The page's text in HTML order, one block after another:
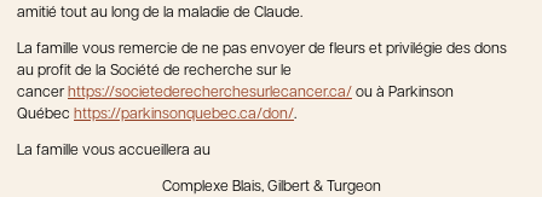
amitié tout au long de la maladie de Claude.
La famille vous remercie de ne pas envoyer de fleurs et privilégie des dons
au profit de la Société de recherche sur le
cancer https://societederecherchesurlecancer.ca/ ou à Parkinson
Québec https://parkinsonquebec.ca/don/.
La famille vous accueillera au
Complexe Blais, Gilbert & Turgeon